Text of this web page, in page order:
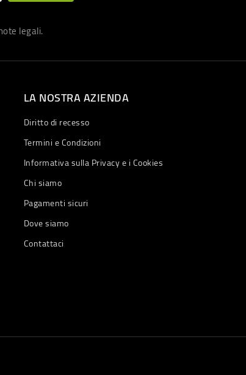
legali.
LA NOSTRA AZIENDA
Diritto di recesso
Termini e Condizioni
Informativa sulla Privacy e i Cookies
Chi siamo
Pagamenti sicuri
Dove siamo
Contattaci